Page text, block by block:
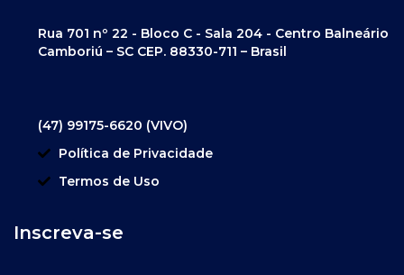
Rua 701 nº 22 - Bloco C - Sala 204 - Centro Balneário
Camboriú – SC CEP. 88330-711 – Brasil
(47) 99175-6620 (VIVO)
Política de Privacidade
Termos de Uso
Inscreva-se